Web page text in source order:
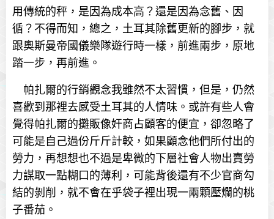
用傳統的秤，是因為成本高？還是因為念舊、因
循？不得而知，總之，土耳其除舊更新的腳步，就
跟奧斯曼帝國儀樂隊遊行時一樣，前進兩步，原地
踏一步，再前進。
帕扎爾的行銷觀念我雖然不太習慣，但是，仍然
喜歡到那裡去感受土耳其的人情味。或許有些人會
覺得帕扎爾的攤販像奸商占顧客的便宜，卻忽略了
可能是自己過份斤斤計較，如果顧念他們所付出的
勞力，再想想也不過是卑微的下層社會人物出賣勞
力謀取一點糊口的薄利，可能背後還有不少官商勾
結的剝削，就不會在乎袋子裡出現一兩顆壓爛的桃
子番茄。